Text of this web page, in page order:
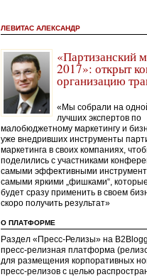
ЛЕВИТАС АЛЕКСАНДР
«Партизанский
2017»: открыт
организацию
«Мы собрали на
лучших экспертов по
малобюджетному маркетингу и
уже внедривших инструменты
маркетинга в своих компаниях,
поделились с участниками
самыми эффективными
самыми яркими „фишками“,
будет сразу применить в своем
скоро получить результат»
О ПЛАТФОРМЕ
Раздел «Пресс-Релизы» на
пресс-релизная платформа
для размещения корпоративных
пресс-релизов с целью